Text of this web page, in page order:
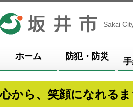
坂井市
Sakai
ホーム 防犯・防災
心から、笑顔になれる